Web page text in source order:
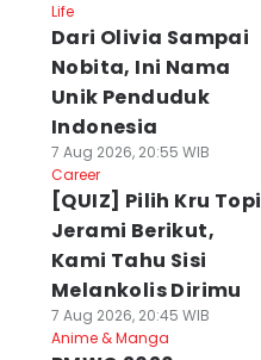
Life
Dari Olivia Sampai
Nobita, Ini Nama
Unik Penduduk
Indonesia
7 Aug 2026, 20:55 WIB
Career
[QUIZ] Pilih Kru Topi
Jerami Berikut,
Kami Tahu Sisi
Melankolis Dirimu
7 Aug 2026, 20:45 WIB
Anime & Manga